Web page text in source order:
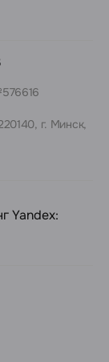
г. Минск,
Yandex: